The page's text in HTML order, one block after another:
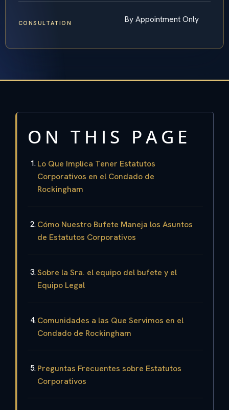
CONSULTATION By Appointment Only
ON THIS PAGE
Lo Que Implica Tener Estatutos
Corporativos en el Condado de
Rockingham
Cómo Nuestro Bufete Maneja los Asuntos
de Estatutos Corporativos
Sobre la Sra. el equipo del bufete y el
Equipo Legal
Comunidades a las Que Servimos en el
Condado de Rockingham
Preguntas Frecuentes sobre Estatutos
Corporativos